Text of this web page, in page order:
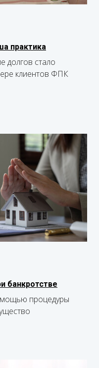
практика
долгов стало
клиентов ФПК
банкротстве
процедуры